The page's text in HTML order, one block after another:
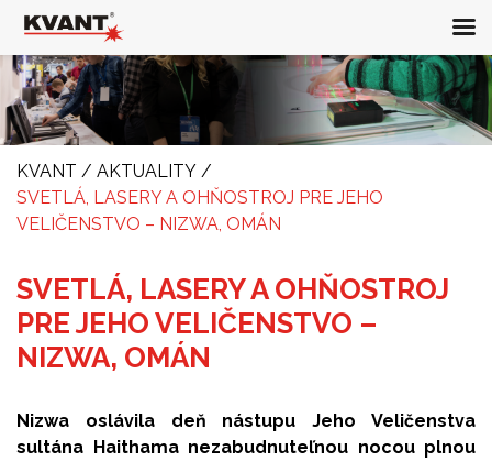
KVANT / AKTUALITY /
SVETLÁ, LASERY A OHŇOSTROJ PRE JEHO
VELIČENSTVO – NIZWA, OMÁN
SVETLÁ, LASERY A OHŇOSTROJ
PRE JEHO VELIČENSTVO –
NIZWA, OMÁN
Nizwa oslávila deň nástupu Jeho Veličenstva
sultána Haithama nezabudnuteľnou nocou plnou